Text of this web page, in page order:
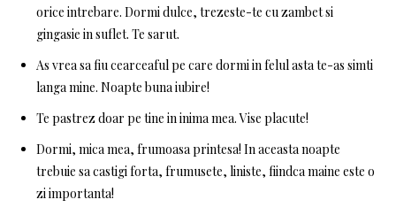
orice intrebare. Dormi dulce, trezeste-te cu zambet si
gingasie in suflet. Te sarut.
As vrea sa fiu cearceaful pe care dormi in felul asta te-as simti
langa mine. Noapte buna iubire!
Te pastrez doar pe tine in inima mea. Vise placute!
Dormi, mica mea, frumoasa printesa! In aceasta noapte
trebuie sa castigi forta, frumusete, liniste, fiindca maine este o
zi importanta!